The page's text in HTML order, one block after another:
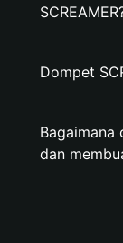
Dompet
Bagaimana
dan